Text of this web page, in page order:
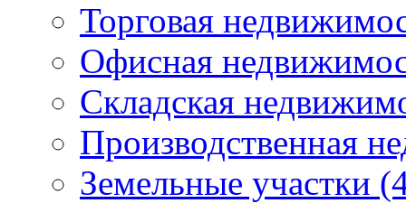
Торговая
Офисная
Складская
Производственная
Земельные участки